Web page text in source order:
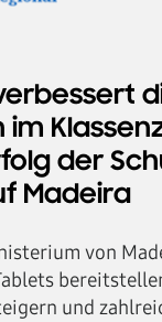
im
der
Madeira
von
und